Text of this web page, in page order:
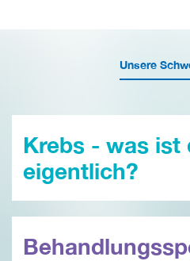
Unsere
Krebs - was ist
eigentlich?